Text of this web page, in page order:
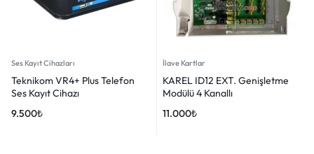
Ses Kayıt Cihazları
Teknikom VR4+ Plus Telefon
Ses Kayıt Cihazı
9.500₺
İlave Kartlar
KAREL ID12 EXT. Genişletme
Modülü 4 Kanallı
11.000₺